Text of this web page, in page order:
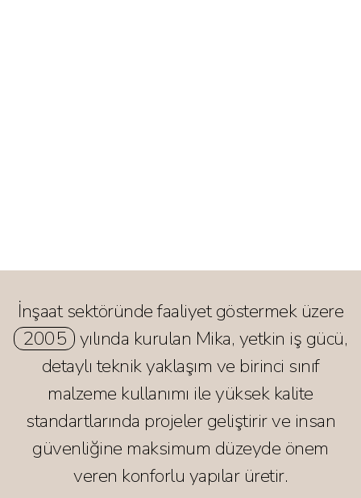
İnşaat sektöründe faaliyet göstermek üzere
2005 yılında kurulan Mika, yetkin iş gücü,
detaylı teknik yaklaşım ve birinci sınıf
malzeme kullanımı ile yüksek kalite
standartlarında projeler geliştirir ve insan
güvenliğine maksimum düzeyde önem
veren konforlu yapılar üretir.